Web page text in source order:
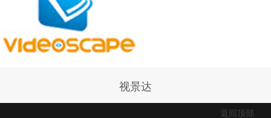
视景达
返回顶部